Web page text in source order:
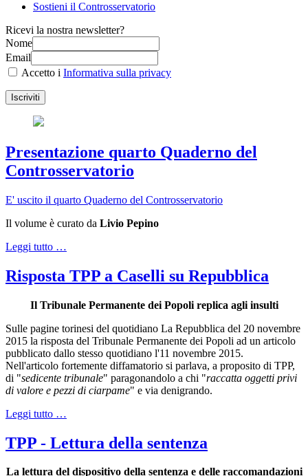
Sostieni il Controsservatorio
Ricevi la nostra newsletter?
Nome
Email
Accetto i Informativa sulla privacy
Iscriviti
Presentazione quarto Quaderno del
Controsservatorio
E' uscito il quarto Quaderno del Controsservatorio
Il volume è curato da Livio Pepino
Leggi tutto …
Risposta TPP a Caselli su Repubblica
Il Tribunale Permanente dei Popoli replica agli insulti
Sulle pagine torinesi del quotidiano La Repubblica del 20 novembre
2015 la risposta del Tribunale Permanente dei Popoli ad un articolo
pubblicato dallo stesso quotidiano l'11 novembre 2015.
Nell'articolo fortemente diffamatorio si parlava, a proposito di TPP,
di "sedicente tribunale" paragonandolo a chi "raccatta oggetti privi
di valore e pezzi di ciarpame" e via denigrando.
Leggi tutto …
TPP - Lettura della sentenza
La lettura del dispositivo della sentenza e delle raccomandazioni